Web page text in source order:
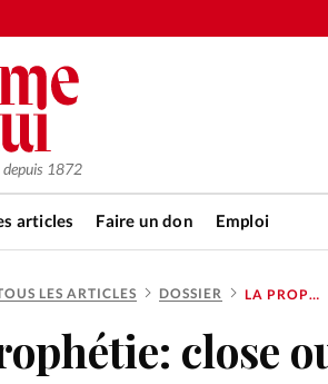
depuis 1872
articles Faire un don Emploi
chrétienne
LES ARTICLES DOSSIER LA PROPHÉTIE: CLOSE OU PAS?
close